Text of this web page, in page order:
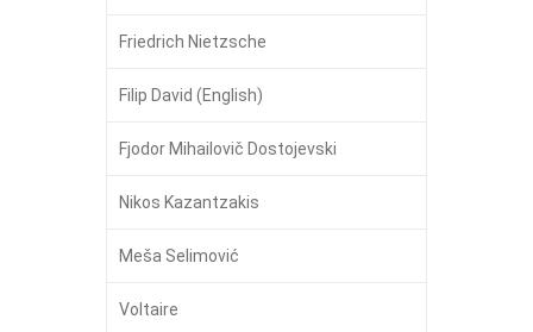
Friedrich Nietzsche
Filip David (English)
Fjodor Mihailovič Dostojevski
Nikos Kazantzakis
Meša Selimović
Voltaire